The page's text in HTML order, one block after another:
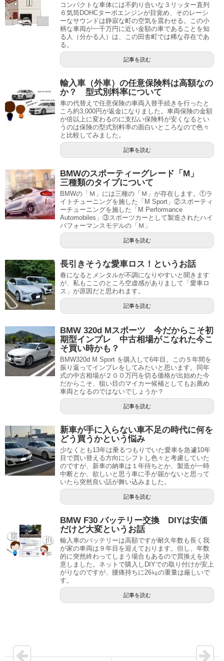
コンパクトな車体には不釣り合いな３リッター直列
６気筒DOHCターボエンジンが目覚め、そのレーシ
ーなサウンドは静寂な町の空気を震わせる。この小
柄な車両が一千万円に近い金額の車であることを知
る人（分かる人）は、この田舎町では稀な存在であ
る。
記事を読む
輸入車（外車）の任意保険料は高額なの
か？ 型式別料率について
車の代替えで任意保険の車両入替手続きを行ったと
ころ約3,000円が返金になりました。車両保険の金額
が倍以上に変わるのに支払い保険料が安くなるとい
うのは保険の型式別料率の面白いところなので色々
と比較してみました。
記事を読む
BMWのスポーティーグレード「M」
三種類のタイプについて
BMWの「Ｍ」には三種の「Ｍ」が存在します。①ラ
イトチューニングを施した「M Sport」②スポーティ
ーチューニングを施した「M Performance
Automobiles」③スポーツカーとして製造されたハイ
パフォーマンスモデルの「Ｍ」
記事を読む
長引きそうな愛車ロス！というお話
春になるとメンタルが不調になりやすいと聞きます
が、私もここのところ空虚感がありまして「愛車ロ
ス」が原因だと思われます。
記事を読む
BMW 320d Mスポーツ 今だからこそ初
期型インプレ 中古相場がこなれた今こ
そ買い時かも？
BMW320d M Sport を購入して6年目。この５年間を
振り返ってインプレをしてみたいと思います。同年
式の中古相場が２００万円を切る価格が出始めた今
だからこそ、狙い目のマイカー候補としてもお薦め
車両となるのではないでしょうか？
記事を読む
新車が手に入らない車不足の時代に何を
どう買うかという悩み
少なくとも13年は乗るつもりでいた愛車を急遽10年
目で買い替える方向にシフトし色々と考慮していた
のですが、新車の納車は１年待ちとか、製造が一時
中断とか、欲しいと思う車に手が届かないと思って
いたら突然良い話が舞い込みました。
記事を読む
BMW F30 バッテリー交換 DIYは安価
だけど大変というお話
輸入車のバッテリーは高額ですが耐久年数も長く我
が家の車両は９年目を迎えております。但し、年数
的に突然終わってしまう場合もあるので買換えを決
意しました。ネットで購入しDIYでの取り付けが安上
がりなのですが、腰痛持ちに26㎏の重量は厳しいで
す。
記事を読む